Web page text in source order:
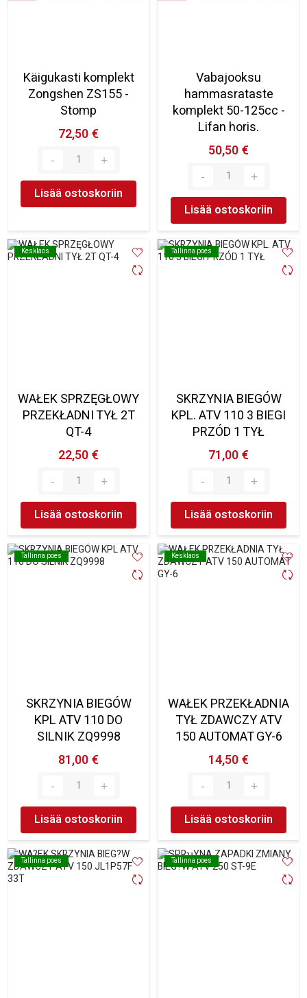
Käigukasti komplekt
Zongshen ZS155 -
Stomp
72,50 €
Lisää ostoskoriin
Vabajooksu
hammasrataste
komplekt 50-125cc -
Lifan horis.
50,50 €
Lisää ostoskoriin
Kesklaos
Kesklaos
WAŁEK SPRZĘGŁOWY
PRZEKŁADNI TYŁ 2T
QT-4
22,50 €
Lisää ostoskoriin
Tallinna poes
Tallinna poes
SKRZYNIA BIEGÓW
KPL. ATV 110 3 BIEGI
PRZÓD 1 TYŁ
71,00 €
Lisää ostoskoriin
Tallinna poes
Tallinna poes
SKRZYNIA BIEGÓW
KPL ATV 110 DO
SILNIK ZQ9998
81,00 €
Lisää ostoskoriin
Kesklaos
Kesklaos
WAŁEK PRZEKŁADNIA
TYŁ ZDAWCZY ATV
150 AUTOMAT GY-6
14,50 €
Lisää ostoskoriin
Tallinna poes
Tallinna poes Tallinna poes
Tallinna poes